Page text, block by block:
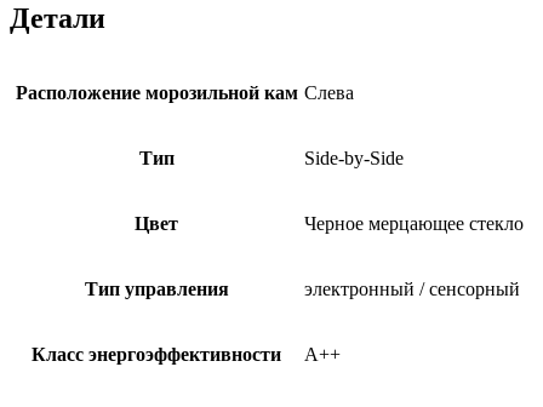
Детали
Расположение морозильной кам Слева
Тип Side-by-Side
Цвет Черное мерцающее стекло
Тип управления электронный / сенсорный
Класс энергоэффективности A++